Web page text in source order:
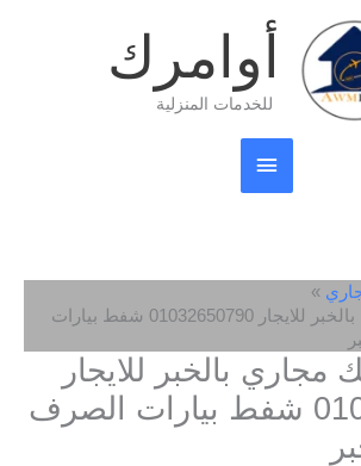
أوامرك
للخدمات المنزلية
القائمة
الرئيسية
شركة تسليك مجاري بالخبر للايجار 01032650790 شفط بيارات
بالخبر للايجار
01032650790 شفط بيارات الصرف